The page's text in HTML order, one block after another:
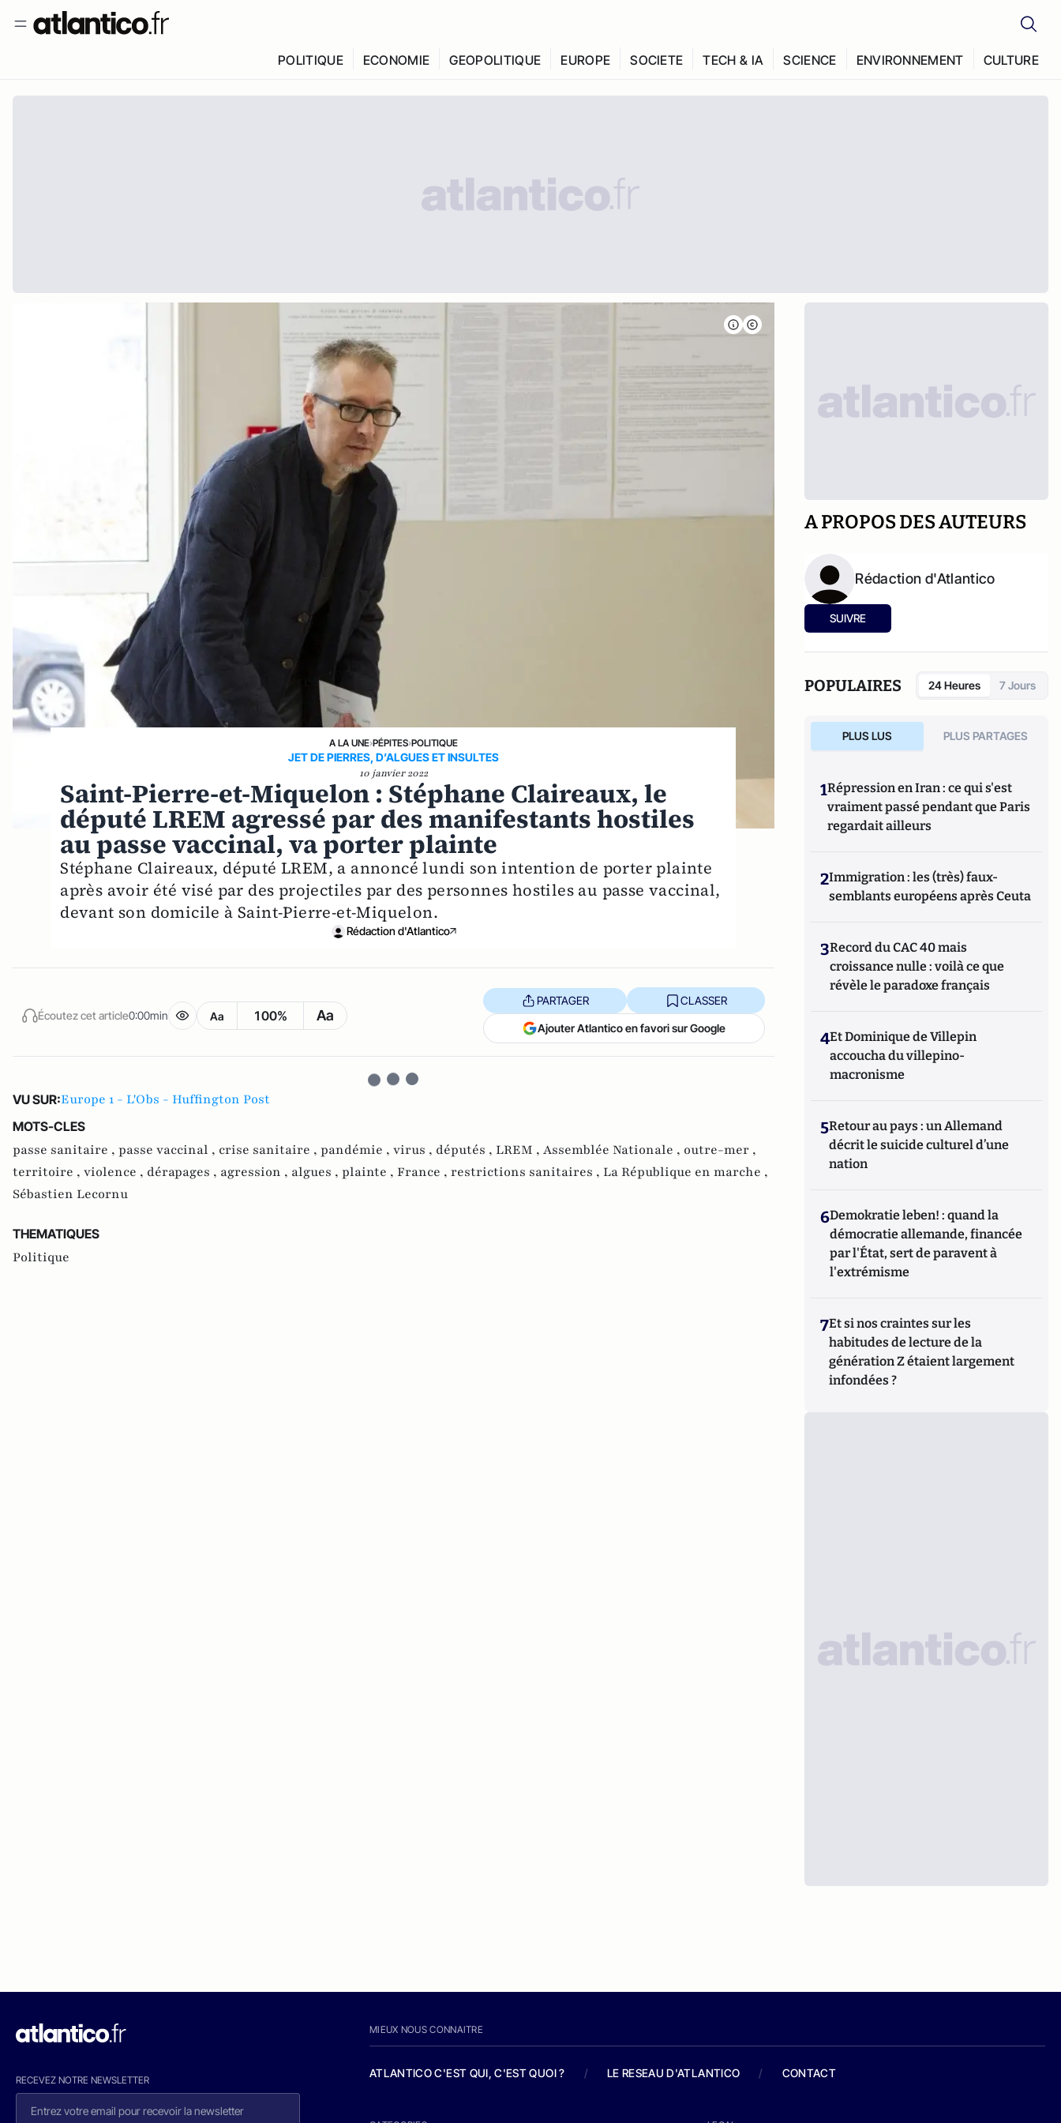
POLITIQUE ECONOMIE GEOPOLITIQUE EUROPE SOCIETE TECH & IA SCIENCE ENVIRONNEMENT CULTURE
A LA UNE›PÉPITES›POLITIQUE
JET DE PIERRES, D’ALGUES ET INSULTES
10 janvier 2022
Saint-Pierre-et-Miquelon : Stéphane Claireaux, le
député LREM agressé par des manifestants hostiles
au passe vaccinal, va porter plainte
Stéphane Claireaux, député LREM, a annoncé lundi son intention de porter plainte
après avoir été visé par des projectiles par des personnes hostiles au passe vaccinal,
devant son domicile à Saint-Pierre-et-Miquelon.
Rédaction d'Atlantico
Écoutez cet article0:00min Aa 100% Aa
PARTAGER CLASSER
Ajouter Atlantico en favori sur Google
VU SUR:Europe 1 - L'Obs - Huffington Post
MOTS-CLES
passe sanitaire , passe vaccinal , crise sanitaire , pandémie , virus , députés , LREM , Assemblée Nationale , outre-mer ,
territoire , violence , dérapages , agression , algues , plainte , France , restrictions sanitaires , La République en marche ,
Sébastien Lecornu
THEMATIQUES
Politique
A PROPOS DES AUTEURS
Rédaction d'Atlantico
SUIVRE
POPULAIRES 24 Heures 7 Jours
PLUS LUS PLUS PARTAGES
1Répression en Iran : ce qui s'est
vraiment passé pendant que Paris
regardait ailleurs
2Immigration : les (très) faux-
semblants européens après Ceuta
3Record du CAC 40 mais
croissance nulle : voilà ce que
révèle le paradoxe français
4Et Dominique de Villepin
accoucha du villepino-
macronisme
5Retour au pays : un Allemand
décrit le suicide culturel d’une
nation
6Demokratie leben! : quand la
démocratie allemande, financée
par l'État, sert de paravent à
l'extrémisme
7Et si nos craintes sur les
habitudes de lecture de la
génération Z étaient largement
infondées ?
RECEVEZ NOTRE NEWSLETTER
MIEUX NOUS CONNAITRE
ATLANTICO C'EST QUI, C'EST QUOI ? / LE RESEAU D'ATLANTICO / CONTACT